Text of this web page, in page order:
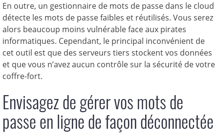
En outre, un gestionnaire de mots de passe dans le cloud
détecte les mots de passe faibles et réutilisés. Vous serez
alors beaucoup moins vulnérable face aux pirates
informatiques. Cependant, le principal inconvénient de
cet outil est que des serveurs tiers stockent vos données
et que vous n’avez aucun contrôle sur la sécurité de votre
coffre-fort.
Envisagez de gérer vos mots de
passe en ligne de façon déconnectée